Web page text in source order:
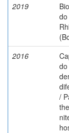
2019
2016
/